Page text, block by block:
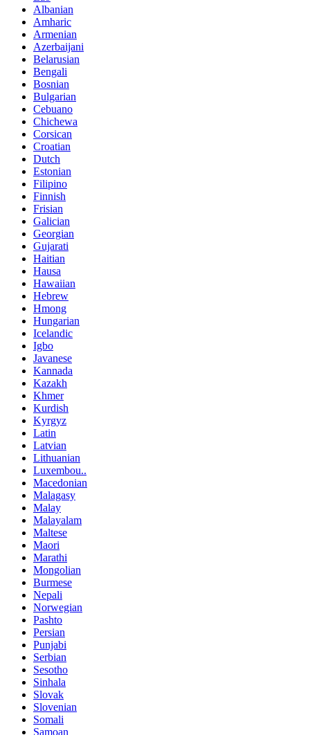
Albanian
Amharic
Armenian
Azerbaijani
Belarusian
Bengali
Bosnian
Bulgarian
Cebuano
Chichewa
Corsican
Croatian
Dutch
Estonian
Filipino
Finnish
Frisian
Galician
Georgian
Gujarati
Haitian
Hausa
Hawaiian
Hebrew
Hmong
Hungarian
Icelandic
Igbo
Javanese
Kannada
Kazakh
Khmer
Kurdish
Kyrgyz
Latin
Latvian
Lithuanian
Luxembou..
Macedonian
Malagasy
Malay
Malayalam
Maltese
Maori
Marathi
Mongolian
Burmese
Nepali
Norwegian
Pashto
Persian
Punjabi
Serbian
Sesotho
Sinhala
Slovak
Slovenian
Somali
Samoan